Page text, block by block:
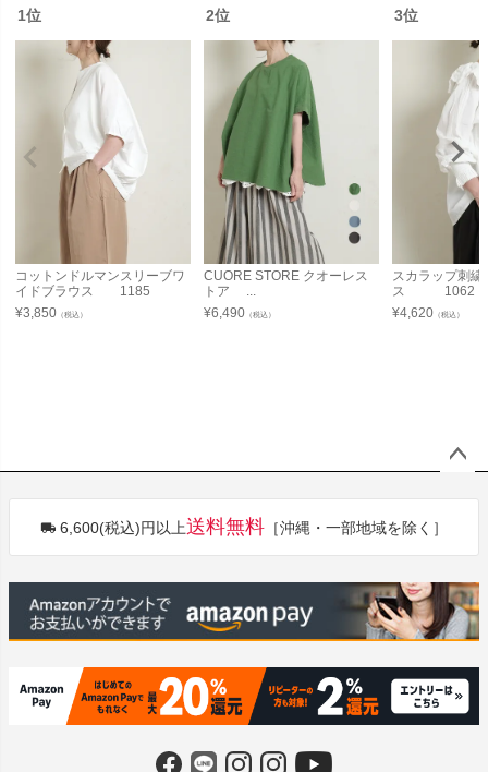
1位
コットンドルマンスリーブワ
イドブラウス 1185
¥3,850 （税込）
2位
CUORE STORE クオーレス
トア ...
¥6,490 （税込）
3位
スカラップ刺
ス 1062
¥4,620 （税込）
へ
6,600(税込)円以上送料無料 ［沖縄・一部地域を除く］